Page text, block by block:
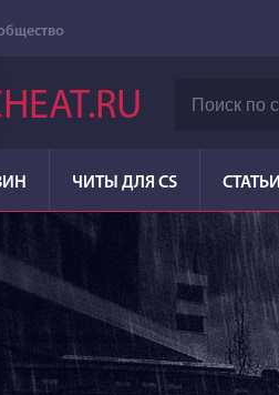
ЧИТЫ ДЛЯ CS СТАТЬИ